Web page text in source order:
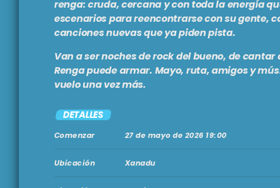
renga: cruda, cercana y con toda la energía
escenarios para reencontrarse con su gente,
canciones nuevas que ya piden pista.
Van a ser noches de rock del bueno, de
Renga puede armar. Mayo, ruta, amigos y
vuelo una vez más.
DETALLES
Comenzar 27 de mayo de 2026 19:00
Ubicación Xanadu